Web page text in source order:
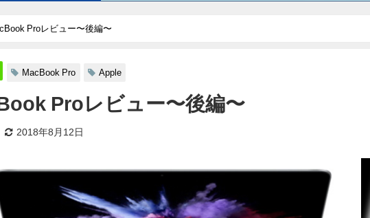
Proレビュー〜後編〜
MacBook Pro Apple
Proレビュー〜後編〜
2018年8月12日